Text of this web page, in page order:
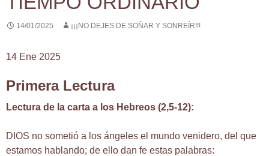
14/01/2025 ¡¡¡NO DEJES DE SOÑAR Y SONREÍR!!!
14 Ene 2025
Primera Lectura
Lectura de la carta a los Hebreos (2,5-12):
DIOS no sometió a los ángeles el mundo venidero, del que
estamos hablando; de ello dan fe estas palabras: